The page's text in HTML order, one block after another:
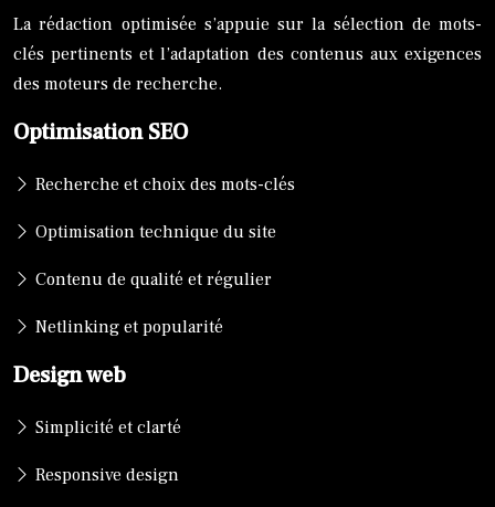
La rédaction optimisée s’appuie sur la sélection de mots-
clés pertinents et l’adaptation des contenus aux exigences
des moteurs de recherche.
Optimisation SEO
Recherche et choix des mots-clés
Optimisation technique du site
Contenu de qualité et régulier
Netlinking et popularité
Design web
Simplicité et clarté
Responsive design